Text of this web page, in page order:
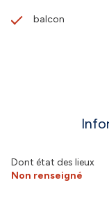
balcon
Dont état des lieux
Non renseigné